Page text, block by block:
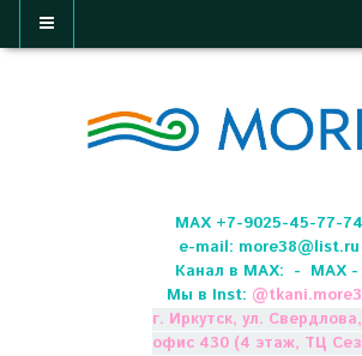
МАХ +7-9025-45-77-74
e-mail: more38@list.ru
Канал в МАХ: - МАХ -
Мы в Inst: @
г. Иркутск, ул.
офис 430 (4 этаж, ТЦ